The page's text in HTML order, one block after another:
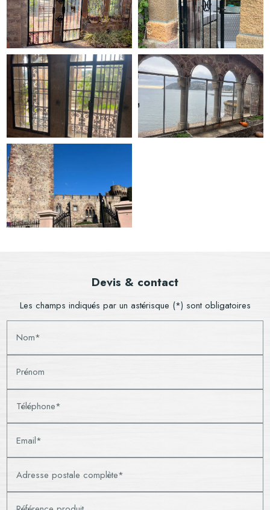
Devis & contact
Les champs indiqués par un astérisque (*) sont obligatoires
Nom*
Prénom
Téléphone*
Email*
Adresse postale complète*